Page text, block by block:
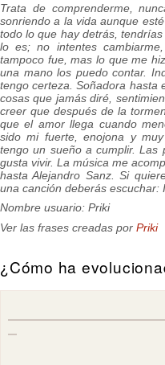
Trata de comprenderme,
sonriendo a la vida aunque
todo lo que hay detrás,
lo es; no intentes
tampoco fue, mas lo que me
una mano los puedo contar.
tengo certeza. Soñadora hasta
cosas que jamás diré,
creer que después de la
que el amor llega cuando
sido mi fuerte, enojona y
tengo un sueño a cumplir. Las
gusta vivir. La música me
hasta Alejandro Sanz. Si
una canción deberás escuchar:
Nombre usuario: Priki
Ver las frases creadas por Priki
¿Cómo ha